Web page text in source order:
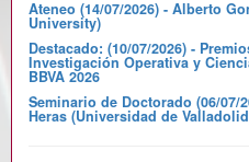
Ateneo (14/07/2026) - Alberto
University)
Destacado: (10/07/2026) -
Investigación Operativa y
BBVA 2026
Seminario de Doctorado (06/07/
Heras (Universidad de